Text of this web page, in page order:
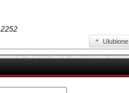
Ulubione